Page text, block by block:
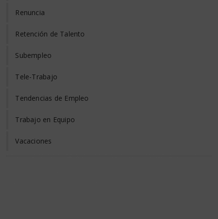
Renuncia
Retención de Talento
Subempleo
Tele-Trabajo
Tendencias de Empleo
Trabajo en Equipo
Vacaciones